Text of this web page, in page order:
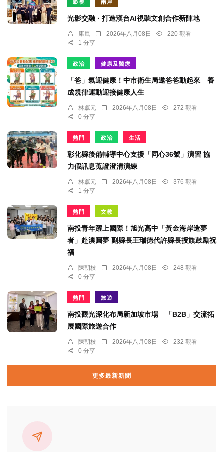
影視 兩岸
光影交融 · 打造漢台AI視聽文創合作新陣地
康嵐 2026年八月08日
220 觀看
1 分享
政治 健康及醫療
「爸」氣迎健康！中市衛生局邀爸爸動起來 養
成規律運動迎接健康人生
林獻元 2026年八月08日
272 觀看
0 分享
熱門 政治 生活
彰化縣後備輔導中心支援「同心36號」演習 協
力假訊息蒐證澄清演練
林獻元 2026年八月08日
376 觀看
1 分享
熱門 文教
南投青年躍上國際！旭光高中「黃金海岸造夢
者」赴澳圓夢 副縣長王瑞德代許縣長授旗鼓勵祝
福
陳朝枝 2026年八月08日
248 觀看
0 分享
熱門 旅遊
南投觀光深化布局新加坡市場 「B2B」交流拓
展國際旅遊合作
陳朝枝 2026年八月08日
232 觀看
0 分享
更多最新新聞